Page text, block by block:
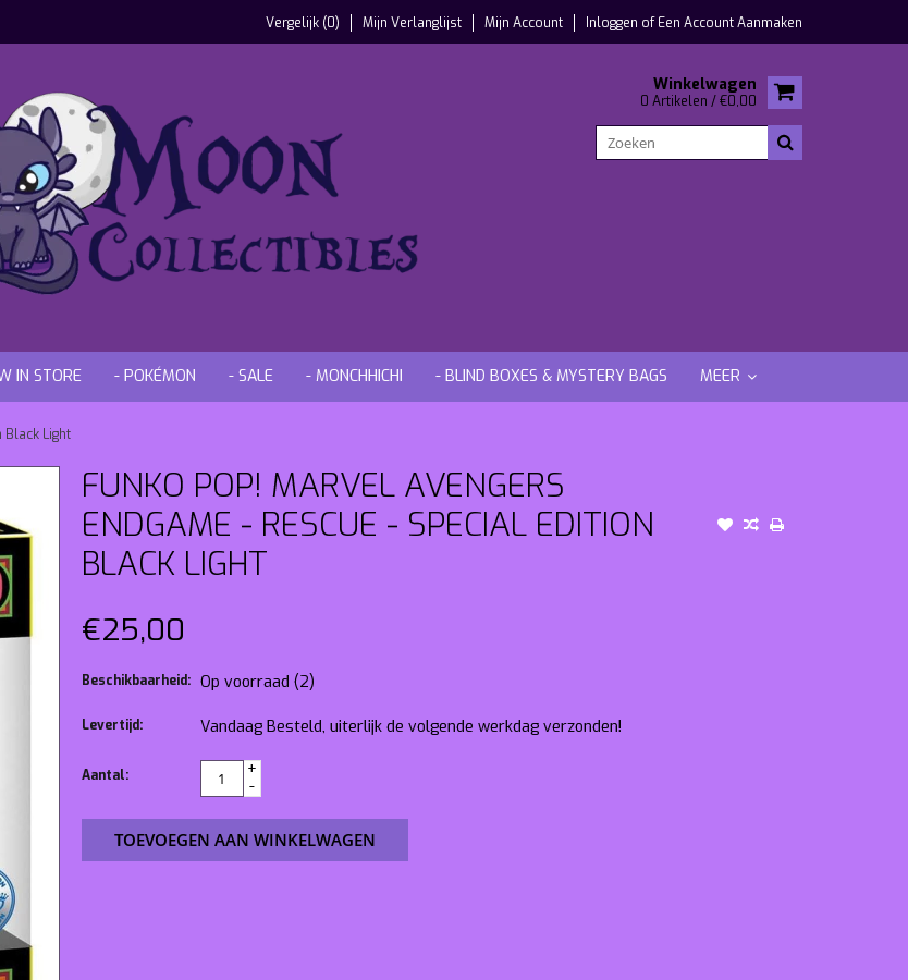
Vergelijk (0) Mijn Verlanglijst Mijn Account Inloggen ofEen Account Aanmaken
Winkelwagen
0 Artikelen / €0,00
IN STORE - POKÉMON - SALE - MONCHHICHI - BLIND BOXES & MYSTERY BAGS MEER
Black Light
FUNKO POP! MARVEL AVENGERS
ENDGAME - RESCUE - SPECIAL EDITION
BLACK LIGHT
€25,00
Beschikbaarheid: Op voorraad (2)
Levertijd: Vandaag Besteld, uiterlijk de volgende werkdag verzonden!
Aantal:
+
-
TOEVOEGEN AAN WINKELWAGEN